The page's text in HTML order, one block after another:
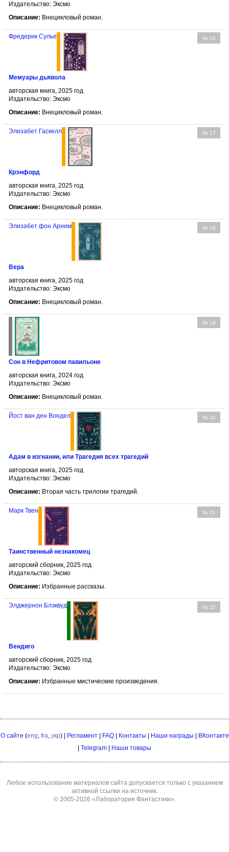
Издательство: Эксмо
Описание: Внецикловый роман.
№ 16
Фредерик Сулье
Мемуары дьявола
авторская книга, 2025 год
Издательство: Эксмо
Описание: Внецикловый роман.
№ 17
Элизабет Гаскелл
Крэнфорд
авторская книга, 2025 год
Издательство: Эксмо
Описание: Внецикловый роман.
№ 18
Элизабет фон Арним
Вера
авторская книга, 2025 год
Издательство: Эксмо
Описание: Внецикловый роман.
№ 19
Сон в Нефритовом павильоне
авторская книга, 2024 год
Издательство: Эксмо
Описание: Внецикловый роман.
№ 20
Йост ван ден Вондел
Адам в изгнании, или Трагедия всех трагедий
авторская книга, 2025 год
Издательство: Эксмо
Описание: Вторая часть трилогии трагедий.
№ 21
Марк Твен
Таинственный незнакомец
авторский сборник, 2025 год
Издательство: Эксмо
Описание: Избранные рассказы.
№ 22
Элджернон Блэквуд
Вендиго
авторский сборник, 2025 год
Издательство: Эксмо
Описание: Избранные мистические произведения.
О сайте (eng, fra, укр) | Регламент| FAQ| Контакты Наши награды
ВКонтакте
Telegram Наши товары
Любое использование материалов сайта допускается только с указанием
активной ссылки на источник.
© 2005-2026 «Лаборатория Фантастики».